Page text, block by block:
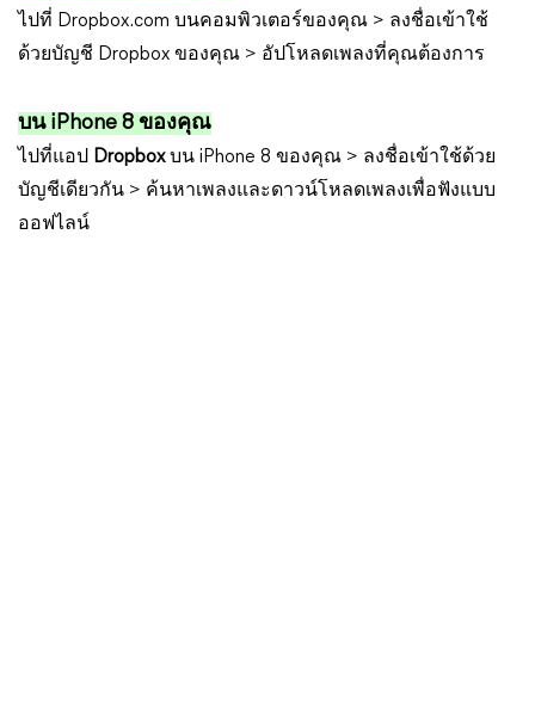
ไปที่ Dropbox.com บนคอมพิวเตอร์ของคุณ > ลงชื่อเข้าใช้
ด้วยบัญชี Dropbox ของคุณ > อัปโหลดเพลงที่คุณต้องการ
บน iPhone 8 ของคุณ
ไปที่แอป Dropboxบน iPhone 8 ของคุณ > ลงชื่อเข้าใช้ด้วย
บัญชีเดียวกัน > ค้นหาเพลงและดาวน์โหลดเพลงเพื่อฟังแบบ
ออฟไลน์